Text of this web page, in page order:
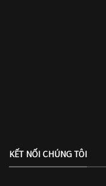
KẾT NỐI CHÚNG TÔI